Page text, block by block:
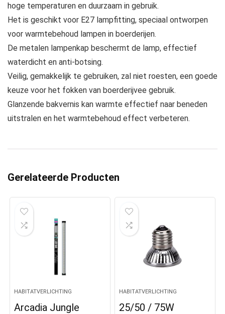
hoge temperaturen en duurzaam in gebruik.
Het is geschikt voor E27 lampfitting, speciaal ontworpen
voor warmtebehoud lampen in boerderijen.
De metalen lampenkap beschermt de lamp, effectief
waterdicht en anti-botsing.
Veilig, gemakkelijk te gebruiken, zal niet roesten, een goede
keuze voor het fokken van boerderijvee gebruik.
Glanzende bakvernis kan warmte effectief naar beneden
uitstralen en het warmtebehoud effect verbeteren.
Gerelateerde Producten
HABITATVERLICHTING
Arcadia Jungle
HABITATVERLICHTING
25/50 / 75W